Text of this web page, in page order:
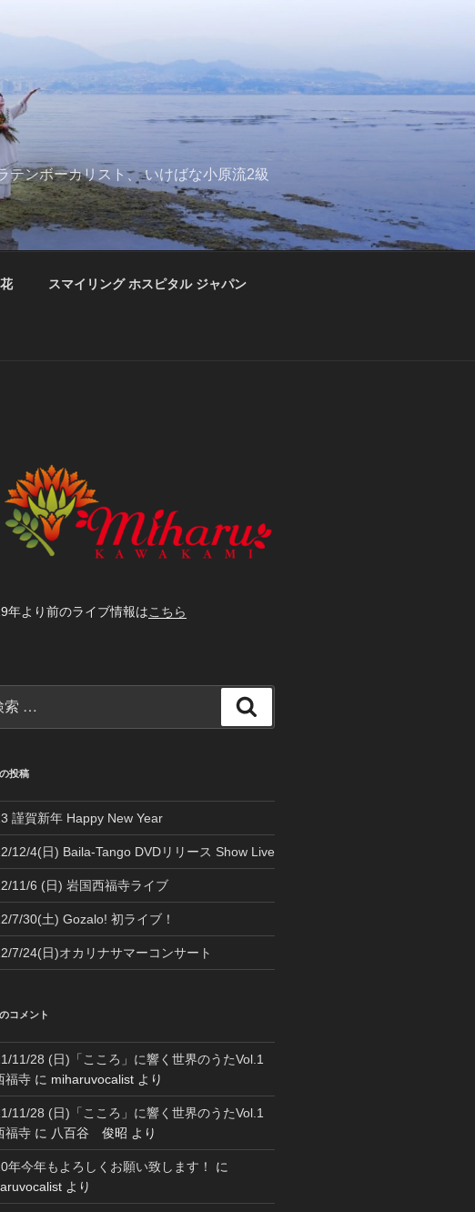
ンボーカリスト、 いけばな小原流2級
スマイリング ホスピタル ジャパン
年より前のライブ情報はこちら
索
投稿
謹賀新年 Happy New Year
12/4(日) Baila-Tango DVDリリース Show Live
11/6 (日) 岩国西福寺ライブ
7/30(土) Gozalo! 初ライブ！
7/24(日)オカリナサマーコンサート
コメント
11/28 (日)「こころ」に響く世界のうたVol.1
福寺に miharuvocalistより
11/28 (日)「こころ」に響く世界のうたVol.1
福寺に 八百谷 俊昭 より
年今年もよろしくお願い致します！
に
より